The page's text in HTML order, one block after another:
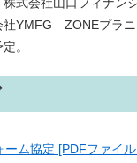
社YMFG ZONEプラニ
。
ーム協定 [PDFファイ